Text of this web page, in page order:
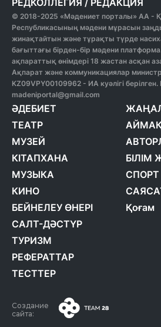
РЕДКОЛЛЕГИЯ / РЕДАКЦИЯ
© 2018-2025 «Мәдениет порталы» АА -
Республикасының мәдени мұрасын
жинақтайтын және тұрақты түрде
бағыттағы бірден-бір мәдени
ақпараттық өнімдері 18 жастан асқан
Ақпарат және коммуникациялар
KZ09VPY00109962 - ИА куәлігі берілген.
madeniportal@gmail.com
ӘДЕБИЕТ
ТЕАТР
МУЗЕЙ
КІТАПХАНА
МУЗЫКА
КИНО
БЕЙНЕЛЕУ ӨНЕРІ
САЛТ-ДӘСТҮР
ТУРИЗМ
РЕФЕРАТТАР
ТЕСТТЕР
СПОРТ
Қоғам
Создание
сайта: